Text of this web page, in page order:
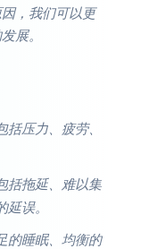
，我们可以更
展。
压力、疲劳、
括拖延、难以集
误。
的睡眠、均衡的